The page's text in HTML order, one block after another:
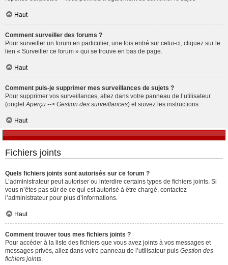
Haut
Comment surveiller des forums ?
Pour surveiller un forum en particulier, une fois entré sur celui-ci, cliquez sur le
lien « Surveiller ce forum » qui se trouve en bas de page.
Haut
Comment puis-je supprimer mes surveillances de sujets ?
Pour supprimer vos surveillances, allez dans votre panneau de l’utilisateur
(onglet Aperçu --> Gestion des surveillances) et suivez les instructions.
Haut
Fichiers joints
Quels fichiers joints sont autorisés sur ce forum ?
L’administrateur peut autoriser ou interdire certains types de fichiers joints. Si
vous n’êtes pas sûr de ce qui est autorisé à être chargé, contactez
l’administrateur pour plus d’informations.
Haut
Comment trouver tous mes fichiers joints ?
Pour accéder à la liste des fichiers que vous avez joints à vos messages et
messages privés, allez dans votre panneau de l’utilisateur puis Gestion des
fichiers joints